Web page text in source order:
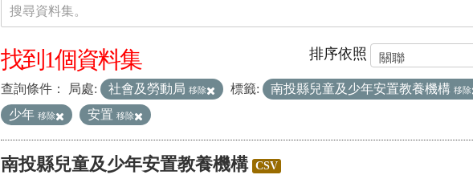
資料集
排序依照
找到1個資料集
查詢條件： 局處: 社會及勞動局 移除 標籤: 南投縣兒童及少年安置教養機構 移除
少年 移除 安置 移除
南投縣兒童及少年安置教養機構 CSV